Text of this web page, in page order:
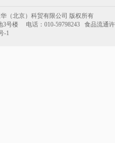
（北京）科贸有限公司 版权所有
3号楼 电话：010-59798243 食品流通
-1